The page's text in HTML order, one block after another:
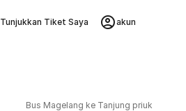
Tunjukkan Tiket Saya akun
Bus Magelang ke Tanjung priuk